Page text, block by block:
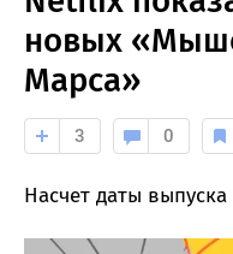
новых
Марса»
3 0
Насчет даты